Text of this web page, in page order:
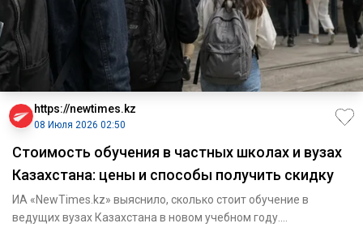
https://newtimes.kz
08 Июля 2026 02:50
Стоимость обучения в частных школах и вузах
Казахстана: цены и способы получить скидку
ИА «NewTimes.kz» выяснило, сколько стоит обучение в
ведущих вузах Казахстана в новом учебном году.